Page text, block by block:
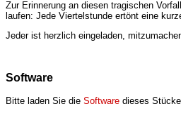
Zur Erinnerung an diesen tragischen
laufen: Jede Viertelstunde ertönt eine
Jeder ist herzlich eingeladen,
Software
Bitte laden Sie die Software dieses